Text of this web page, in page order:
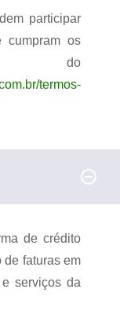
participar
cumpram os
do
termos-
de crédito
de faturas em
serviços da